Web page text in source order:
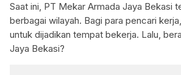
Saat ini, PT Mekar Armada Jaya Bekasi
berbagai wilayah. Bagi para pencari
untuk dijadikan tempat bekerja. Lalu,
Jaya Bekasi?